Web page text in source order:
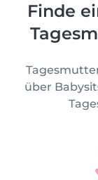
Finde
über